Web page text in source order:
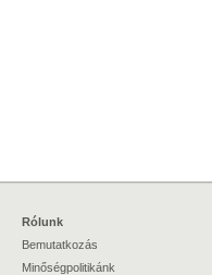
Rólunk
Bemutatkozás
Minőségpolitikánk